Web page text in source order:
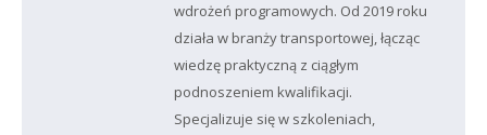
wdrożeń programowych. Od 2019 roku
działa w branży transportowej, łącząc
wiedzę praktyczną z ciągłym
podnoszeniem kwalifikacji.
Specjalizuje się w szkoleniach,